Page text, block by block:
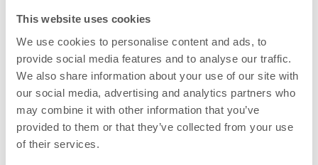
This website uses cookies
We use cookies to personalise content and ads, to
provide social media features and to analyse our traffic.
We also share information about your use of our site with
our social media, advertising and analytics partners who
may combine it with other information that you’ve
provided to them or that they’ve collected from your use
of their services.
Takkojen muut lisävarusteet kuten hormit,
edussuojat, takkavälineet, ruoanlaittoastiat ja
puhdistustuotteet saat tilattua takkatilauksen
yhteydessä.